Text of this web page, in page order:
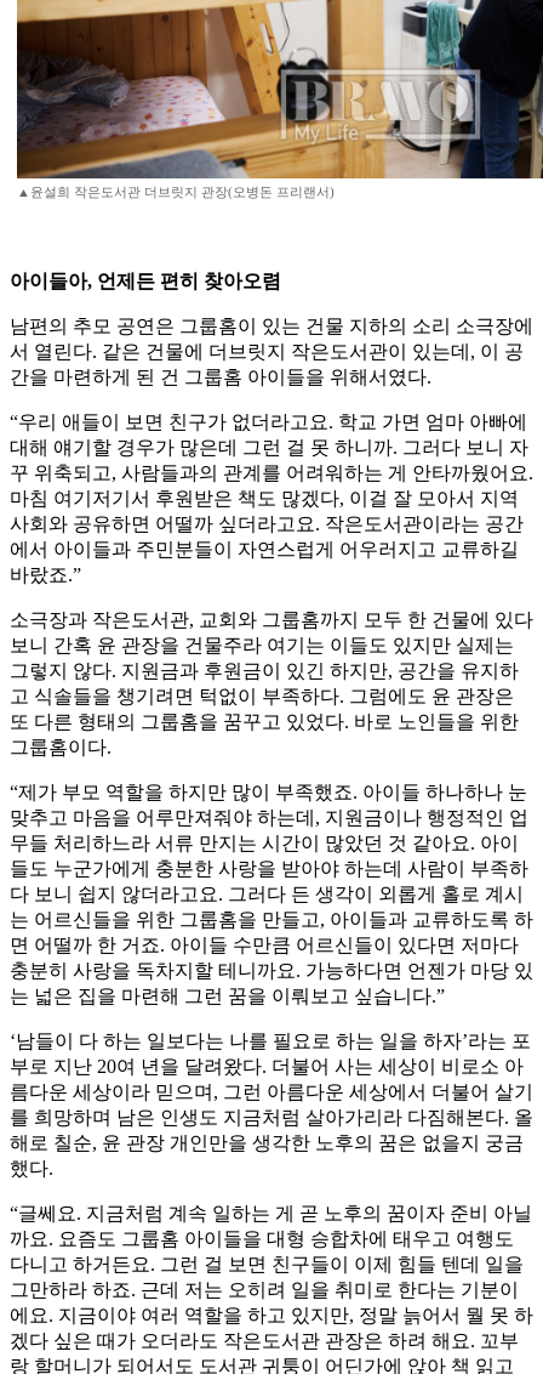
▲윤설희 작은도서관 더브릿지 관장(오병돈 프리랜서)
아이들아, 언제든 편히 찾아오렴
남편의 추모 공연은 그룹홈이 있는 건물 지하의 소리 소극장에
서 열린다. 같은 건물에 더브릿지 작은도서관이 있는데, 이 공
간을 마련하게 된 건 그룹홈 아이들을 위해서였다.
“우리 애들이 보면 친구가 없더라고요. 학교 가면 엄마 아빠에
대해 얘기할 경우가 많은데 그런 걸 못 하니까. 그러다 보니 자
꾸 위축되고, 사람들과의 관계를 어려워하는 게 안타까웠어요.
마침 여기저기서 후원받은 책도 많겠다, 이걸 잘 모아서 지역
사회와 공유하면 어떨까 싶더라고요. 작은도서관이라는 공간
에서 아이들과 주민분들이 자연스럽게 어우러지고 교류하길
바랐죠.”
소극장과 작은도서관, 교회와 그룹홈까지 모두 한 건물에 있다
보니 간혹 윤 관장을 건물주라 여기는 이들도 있지만 실제는
그렇지 않다. 지원금과 후원금이 있긴 하지만, 공간을 유지하
고 식솔들을 챙기려면 턱없이 부족하다. 그럼에도 윤 관장은
또 다른 형태의 그룹홈을 꿈꾸고 있었다. 바로 노인들을 위한
그룹홈이다.
“제가 부모 역할을 하지만 많이 부족했죠. 아이들 하나하나 눈
맞추고 마음을 어루만져줘야 하는데, 지원금이나 행정적인 업
무들 처리하느라 서류 만지는 시간이 많았던 것 같아요. 아이
들도 누군가에게 충분한 사랑을 받아야 하는데 사람이 부족하
다 보니 쉽지 않더라고요. 그러다 든 생각이 외롭게 홀로 계시
는 어르신들을 위한 그룹홈을 만들고, 아이들과 교류하도록 하
면 어떨까 한 거죠. 아이들 수만큼 어르신들이 있다면 저마다
충분히 사랑을 독차지할 테니까요. 가능하다면 언젠가 마당 있
는 넓은 집을 마련해 그런 꿈을 이뤄보고 싶습니다.”
‘남들이 다 하는 일보다는 나를 필요로 하는 일을 하자’라는 포
부로 지난 20여 년을 달려왔다. 더불어 사는 세상이 비로소 아
름다운 세상이라 믿으며, 그런 아름다운 세상에서 더불어 살기
를 희망하며 남은 인생도 지금처럼 살아가리라 다짐해본다. 올
해로 칠순, 윤 관장 개인만을 생각한 노후의 꿈은 없을지 궁금
했다.
“글쎄요. 지금처럼 계속 일하는 게 곧 노후의 꿈이자 준비 아닐
까요. 요즘도 그룹홈 아이들을 대형 승합차에 태우고 여행도
다니고 하거든요. 그런 걸 보면 친구들이 이제 힘들 텐데 일을
그만하라 하죠. 근데 저는 오히려 일을 취미로 한다는 기분이
에요. 지금이야 여러 역할을 하고 있지만, 정말 늙어서 뭘 못 하
겠다 싶은 때가 오더라도 작은도서관 관장은 하려 해요. 꼬부
랑 할머니가 되어서도 도서관 귀퉁이 어딘가에 앉아 책 읽고